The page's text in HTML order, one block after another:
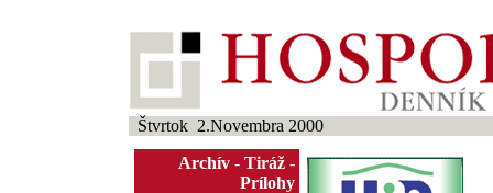
Štvrtok 2.Novembra 2000
Archív - Tiráž -
Prílohy